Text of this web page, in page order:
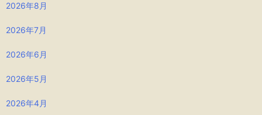
2026年8月
2026年7月
2026年6月
2026年5月
2026年4月